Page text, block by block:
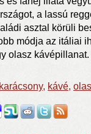
még tart!
találkozása a Mai
a lassú
asztal körüli
módja az itáliai
olasz
karácsony, kávé,